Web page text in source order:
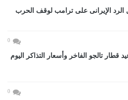
الإيرانى على ترامب لوقف الحرب
0
قطار تالجو الفاخر وأسعار التذاكر اليوم
0